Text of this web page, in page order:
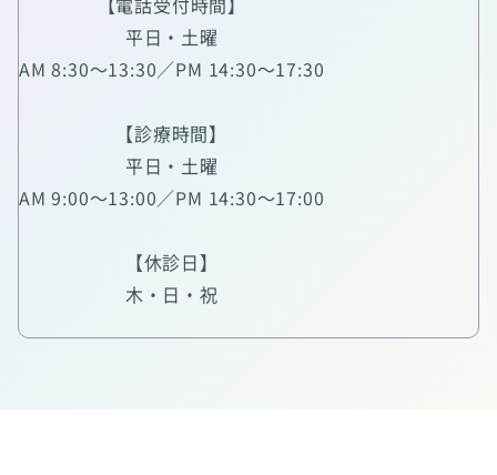
平日・土曜
AM 8:30～13:30／PM 14:30～17:30
【診療時間】
平日・土曜
AM 9:00～13:00／PM 14:30～17:00
【休診日】
木・日・祝